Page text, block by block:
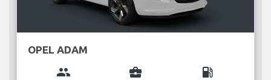
OPEL ADAM
group business_center local_gas_station